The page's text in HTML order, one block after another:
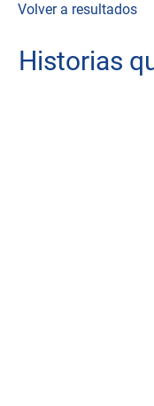
Volver a resultados
Historias